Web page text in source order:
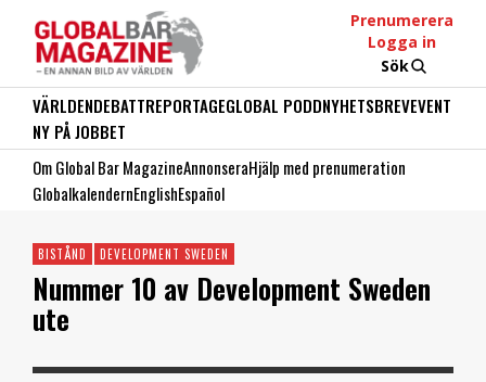
Prenumerera
Logga in
Sök
VÄRLDENDEBATTREPORTAGEGLOBAL PODDNYHETSBREVEVENT
NY PÅ JOBBET
Om Global Bar MagazineAnnonseraHjälp med prenumeration
GlobalkalendernEnglishEspañol
BISTÅND DEVELOPMENT SWEDEN
Nummer 10 av Development Sweden
ute